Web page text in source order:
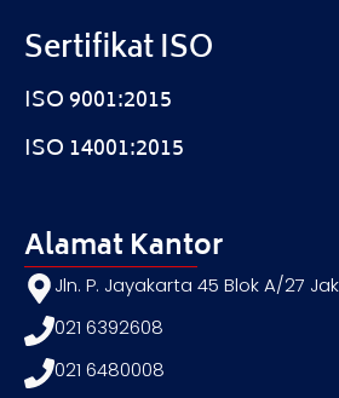
Sertifikat ISO
ISO 9001:2015
ISO 14001:2015
Alamat Kantor
Jln. P. Jayakarta 45 Blok A/27
021 6392608
021 6480008